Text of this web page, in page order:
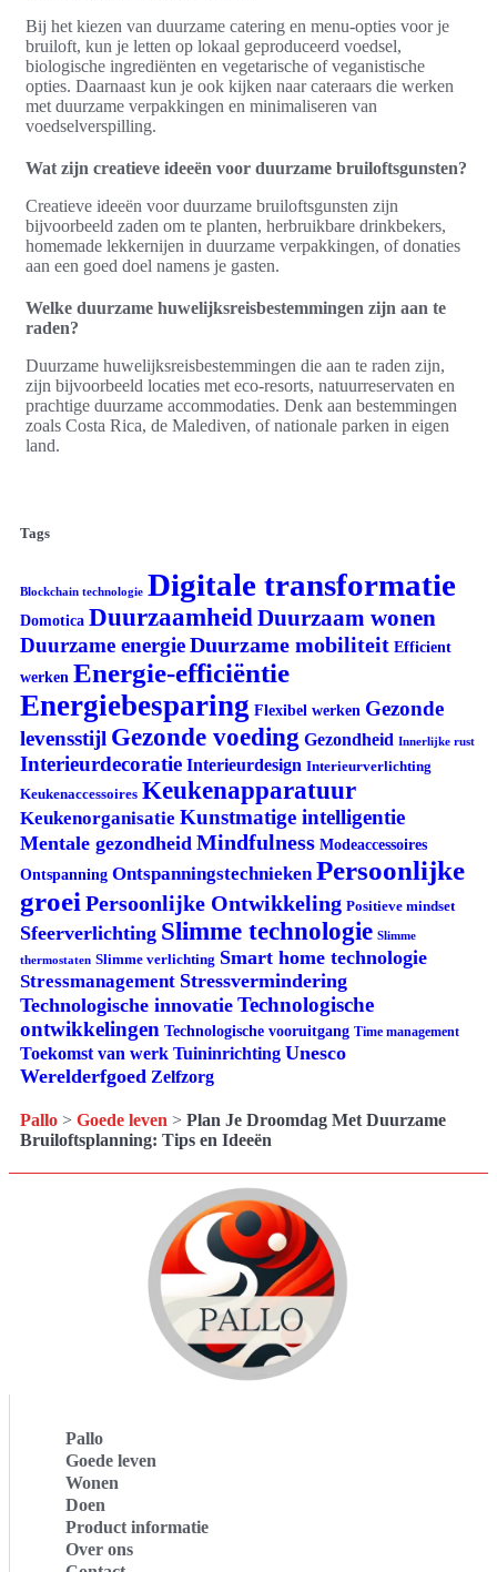
Bij het kiezen van duurzame catering en menu-opties voor je
bruiloft, kun je letten op lokaal geproduceerd voedsel,
biologische ingrediënten en vegetarische of veganistische
opties. Daarnaast kun je ook kijken naar cateraars die werken
met duurzame verpakkingen en minimaliseren van
voedselverspilling.
Wat zijn creatieve ideeën voor duurzame bruiloftsgunsten?
Creatieve ideeën voor duurzame bruiloftsgunsten zijn
bijvoorbeeld zaden om te planten, herbruikbare drinkbekers,
homemade lekkernijen in duurzame verpakkingen, of donaties
aan een goed doel namens je gasten.
Welke duurzame huwelijksreisbestemmingen zijn aan te
raden?
Duurzame huwelijksreisbestemmingen die aan te raden zijn,
zijn bijvoorbeeld locaties met eco-resorts, natuurreservaten en
prachtige duurzame accommodaties. Denk aan bestemmingen
zoals Costa Rica, de Malediven, of nationale parken in eigen
land.
Tags
Blockchain technologie Digitale transformatie
Domotica DuurzaamheidDuurzaam wonen
Duurzame energieDuurzame mobiliteit Efficient
werken Energie-efficiëntie
Energiebesparing Flexibel werken Gezonde
levensstijl Gezonde voeding Gezondheid Innerlijke rust
Interieurdecoratie Interieurdesign Interieurverlichting
Keukenaccessoires Keukenapparatuur
Keukenorganisatie Kunstmatige intelligentie
Mentale gezondheid Mindfulness Modeaccessoires
Ontspanning Ontspanningstechnieken Persoonlijke
groeiPersoonlijke Ontwikkeling Positieve mindset
Sfeerverlichting Slimme technologie Slimme
thermostaten Slimme verlichting Smart home technologie
Stressmanagement Stressvermindering
Technologische innovatie Technologische
ontwikkelingen Technologische vooruitgang Time management
Toekomst van werk Tuininrichting Unesco
Werelderfgoed Zelfzorg
Pallo > Goede leven > Plan Je Droomdag Met Duurzame
Bruiloftsplanning: Tips en Ideeën
Pallo
Goede leven
Wonen
Doen
Product informatie
Over ons